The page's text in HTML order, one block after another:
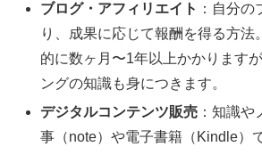
ブログ・アフィリエイト ：自分
り、成果に応じて報酬を得る方法
的に数ヶ月〜1年以上かかります
ングの知識も身につきます。
デジタルコンテンツ販売 ：知識
事（note）や電子書籍（Kindle）